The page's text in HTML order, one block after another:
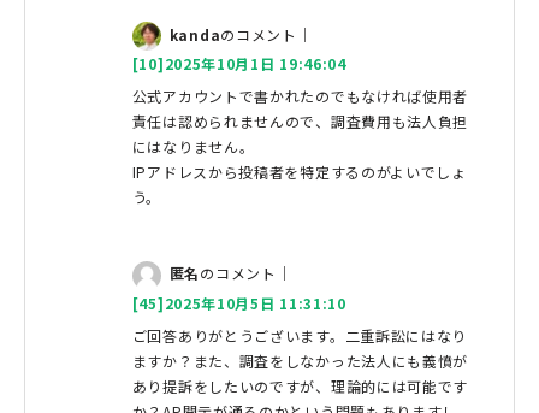
kandaのコメント｜
[10]2025年10月1日 19:46:04
公式アカウントで書かれたのでもなければ使用者
責任は認められませんので、調査費用も法人負担
にはなりません。
IPアドレスから投稿者を特定するのがよいでしょ
う。
匿名のコメント｜
[45]2025年10月5日 11:31:10
ご回答ありがとうございます。二重訴訟にはなり
ますか？また、調査をしなかった法人にも義憤が
あり提訴をしたいのですが、理論的には可能です